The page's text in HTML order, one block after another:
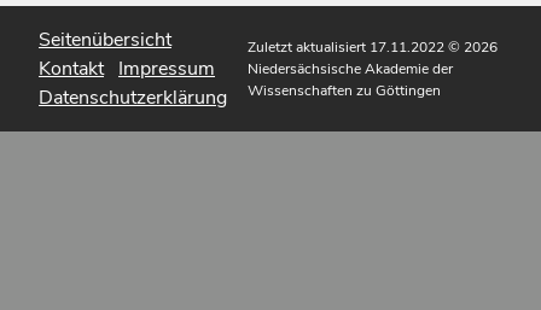
Seitenübersicht
Kontakt Impressum
Datenschutzerklärung
Zuletzt aktualisiert 17.11.2022© 2026
Niedersächsische Akademie der
Wissenschaften zu Göttingen